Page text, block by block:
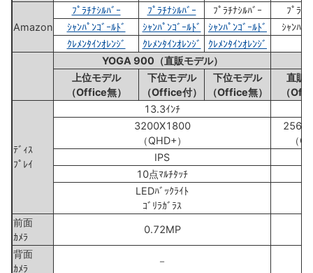
Amazon
ﾌﾟﾗﾁﾅｼﾙﾊﾞｰ ﾌﾟﾗﾁﾅｼﾙﾊﾞｰ ﾌﾟﾗﾁﾅｼﾙﾊﾞｰ
ﾌﾟﾗﾁ
ｼｬﾝﾊﾟﾝｺﾞｰﾙﾄﾞ
ｼｬﾝﾊﾟﾝｺﾞｰﾙﾄﾞ ｼｬﾝﾊﾟﾝｺﾞｰﾙﾄﾞ
ｼｬﾝﾊﾟ
ｸﾚﾒﾝﾀｲﾝｵﾚﾝｼﾞ
ｸﾚﾒﾝﾀｲﾝｵﾚﾝｼﾞ
ｸﾚﾒﾝﾀｲﾝｵﾚﾝｼﾞ
YOGA 900（直販モデル）
上位モデル
（Office無）
下位モデル
（Office付）
下位モデル
（Office無）
直販
（
ﾃﾞｨｽ
ﾌﾟﾚｲ
13.3ｲﾝﾁ
3200X1800
（QHD+）
（
IPS
10点ﾏﾙﾁﾀｯﾁ
LEDﾊﾞｯｸﾗｲﾄ
ｺﾞﾘﾗｶﾞﾗｽ
前面
ｶﾒﾗ
0.72MP
背面
ｶﾒﾗ
－